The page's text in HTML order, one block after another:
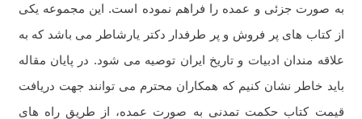
به صورت جزئی و عمده را فراهم نموده است. این مجموعه یکی
از کتاب های پر فروش و پر طرفدار دکتر یارشاطر می باشد که به
علاقه مندان ادبیات و تاریخ ایران توصیه می شود. در پایان مقاله
باید خاطر نشان کنیم که همکاران محترم می توانند جهت دریافت
قیمت کتاب حکمت تمدنی به صورت عمده، از طریق راه های